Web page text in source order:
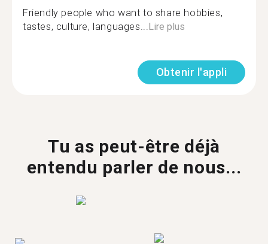
Friendly people who want to share hobbies,
tastes, culture, languages...Lire plus
Obtenir l'appli
Tu as peut-être déjà
entendu parler de nous...